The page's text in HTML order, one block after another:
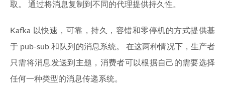
取。 通过将消息复制到不同的代理提供持久性。
Kafka 以快速，可靠，持久，容错和零停机的方式提供基
于 pub-sub 和队列的消息系统。 在这两种情况下，生产者
只需将消息发送到主题，消费者可以根据自己的需要选择
任何一种类型的消息传递系统。